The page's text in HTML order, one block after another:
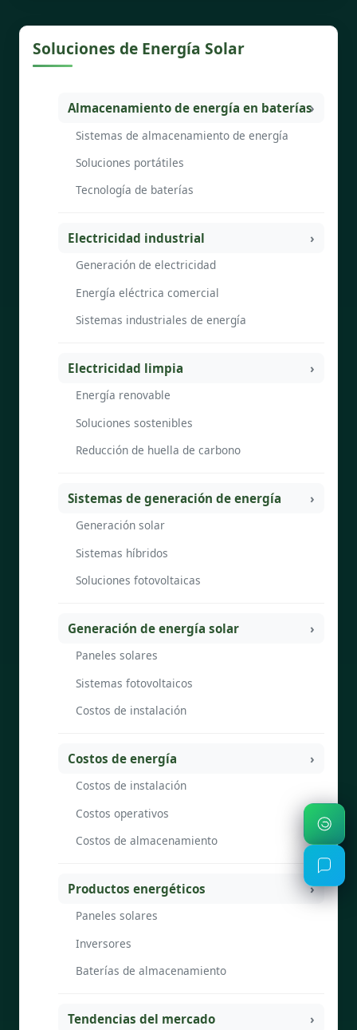
Soluciones de Energía Solar
Almacenamiento de energía en baterías
Sistemas de almacenamiento de energía
Soluciones portátiles
Tecnología de baterías
Electricidad industrial
Generación de electricidad
Energía eléctrica comercial
Sistemas industriales de energía
Electricidad limpia
Energía renovable
Soluciones sostenibles
Reducción de huella de carbono
Sistemas de generación de energía
Generación solar
Sistemas híbridos
Soluciones fotovoltaicas
Generación de energía solar
Paneles solares
Sistemas fotovoltaicos
Costos de instalación
Costos de energía
Costos de instalación
Costos operativos
Costos de almacenamiento
Productos energéticos
Paneles solares
Inversores
Baterías de almacenamiento
Tendencias del mercado